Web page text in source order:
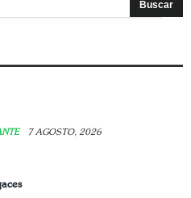
2026
7 AGOSTO, 2026